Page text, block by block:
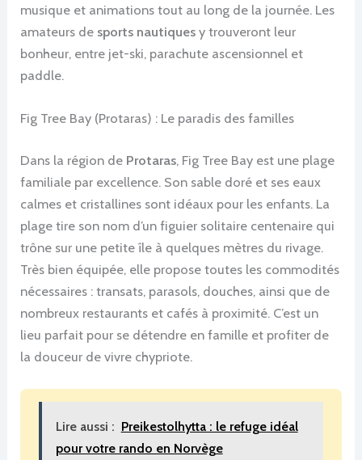
musique et animations tout au long de la journée. Les
amateurs de sports nautiques y trouveront leur
bonheur, entre jet-ski, parachute ascensionnel et
paddle.
Fig Tree Bay (Protaras) : Le paradis des familles
Dans la région de Protaras, Fig Tree Bay est une plage
familiale par excellence. Son sable doré et ses eaux
calmes et cristallines sont idéaux pour les enfants. La
plage tire son nom d’un figuier solitaire centenaire qui
trône sur une petite île à quelques mètres du rivage.
Très bien équipée, elle propose toutes les commodités
nécessaires : transats, parasols, douches, ainsi que de
nombreux restaurants et cafés à proximité. C’est un
lieu parfait pour se détendre en famille et profiter de
la douceur de vivre chypriote.
Lire aussi : Preikestolhytta : le refuge idéal
pour votre rando en Norvège